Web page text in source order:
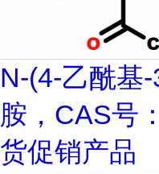
N-(4-乙酰基
胺，CAS号
货促销产品